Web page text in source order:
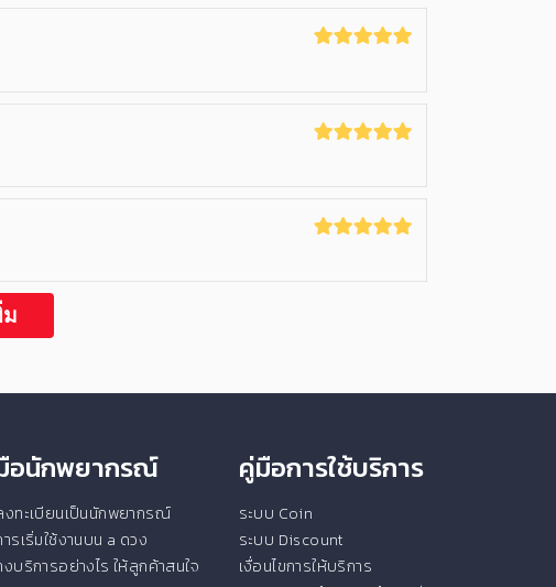
อนักพยากรณ์
งทะเบียนเป็นนักพยากรณ์
รเริ่มใช้งานบน a ดวง
งบริการอย่างไร ให้ลูกค้าสนใจ
คู่มือการใช้บริการ
ระบบ Coin
ระบบ Discount
เงื่อนไขการให้บริการ